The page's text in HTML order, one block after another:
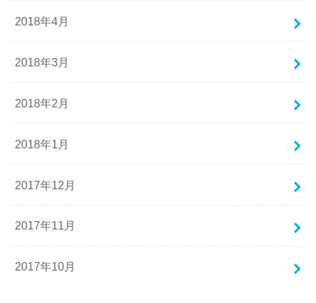
2018年4月
2018年3月
2018年2月
2018年1月
2017年12月
2017年11月
2017年10月